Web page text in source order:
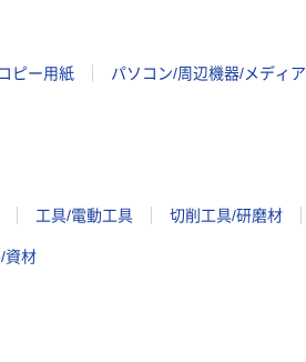
ピー用紙 パソコン/周辺機器/メディア
工具/電動工具 切削工具/研磨材
資材